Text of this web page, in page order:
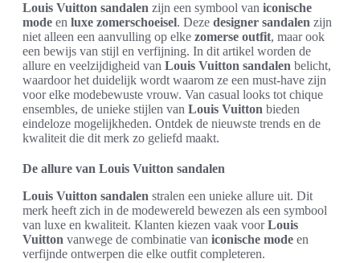
Louis Vuitton sandalen zijn een symbool van iconische
mode en luxe zomerschoeisel. Deze designer sandalen zijn
niet alleen een aanvulling op elke zomerse outfit, maar ook
een bewijs van stijl en verfijning. In dit artikel worden de
allure en veelzijdigheid van Louis Vuitton sandalen belicht,
waardoor het duidelijk wordt waarom ze een must-have zijn
voor elke modebewuste vrouw. Van casual looks tot chique
ensembles, de unieke stijlen van Louis Vuitton bieden
eindeloze mogelijkheden. Ontdek de nieuwste trends en de
kwaliteit die dit merk zo geliefd maakt.
De allure van Louis Vuitton sandalen
Louis Vuitton sandalen stralen een unieke allure uit. Dit
merk heeft zich in de modewereld bewezen als een symbool
van luxe en kwaliteit. Klanten kiezen vaak voorLouis
Vuitton vanwege de combinatie van iconische mode en
verfijnde ontwerpen die elke outfit completeren.